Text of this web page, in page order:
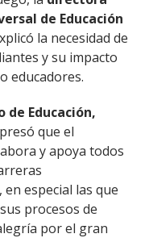
de Educación
la necesidad de
y su impacto
educadores.
Educación,
que el
y apoya todos
especial las que
procesos de
por el gran